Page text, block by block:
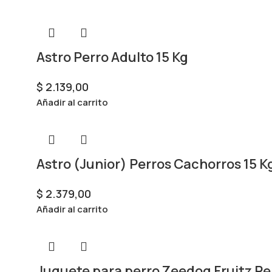
Astro Perro Adulto 15 Kg
$ 2.139,00
Añadir al carrito
Astro (Junior) Perros Cachorros 15
$ 2.379,00
Añadir al carrito